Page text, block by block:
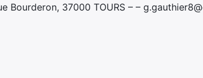
Bourderon, 37000 TOURS – –